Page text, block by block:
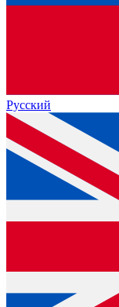
Русский